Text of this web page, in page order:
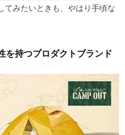
てみたいときも、やはり手頃な
を持つプロダクトブランド